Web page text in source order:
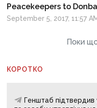
Peacekeepers to
September 5, 2017, 11:57
Поки
КОРОТКО
Генштаб підтвердив